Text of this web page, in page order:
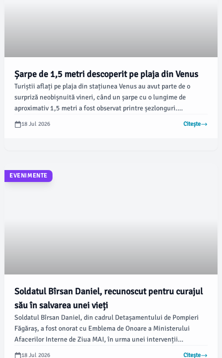
Șarpe de 1,5 metri descoperit pe plaja din Venus
Turiștii aflați pe plaja din stațiunea Venus au avut parte de o
surpriză neobișnuită vineri, când un șarpe cu o lungime de
aproximativ 1,5 metri a fost observat printre șezlonguri.
Autoritățile au fost alertate printr-un apel la 112, conform
Inspectoratului de Jandarmi Județean (IJJ) Constanța.
18 Jul 2026 Citește
EVENIMENTE
Soldatul Bîrsan Daniel, recunoscut pentru curajul
său în salvarea unei vieți
Soldatul Bîrsan Daniel, din cadrul Detașamentului de Pompieri
Făgăraș, a fost onorat cu Emblema de Onoare a Ministerului
Afacerilor Interne de Ziua MAI, în urma unei intervenții
impresionante, realizată pe 28 iunie, când a salvat un bărbat aflat
18 Jul 2026 Citește